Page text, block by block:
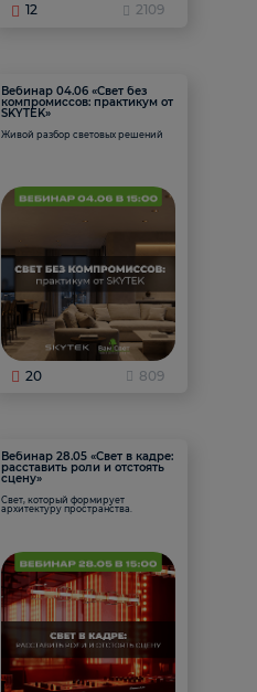
12 2109
Вебинар 04.06 «Свет без
компромиссов: практикум от
SKYTEK»
Живой разбор световых решений
20 809
Вебинар 28.05 «Свет в кадре:
расставить роли и отстоять
сцену»
Свет, который формирует
архитектуру пространства.